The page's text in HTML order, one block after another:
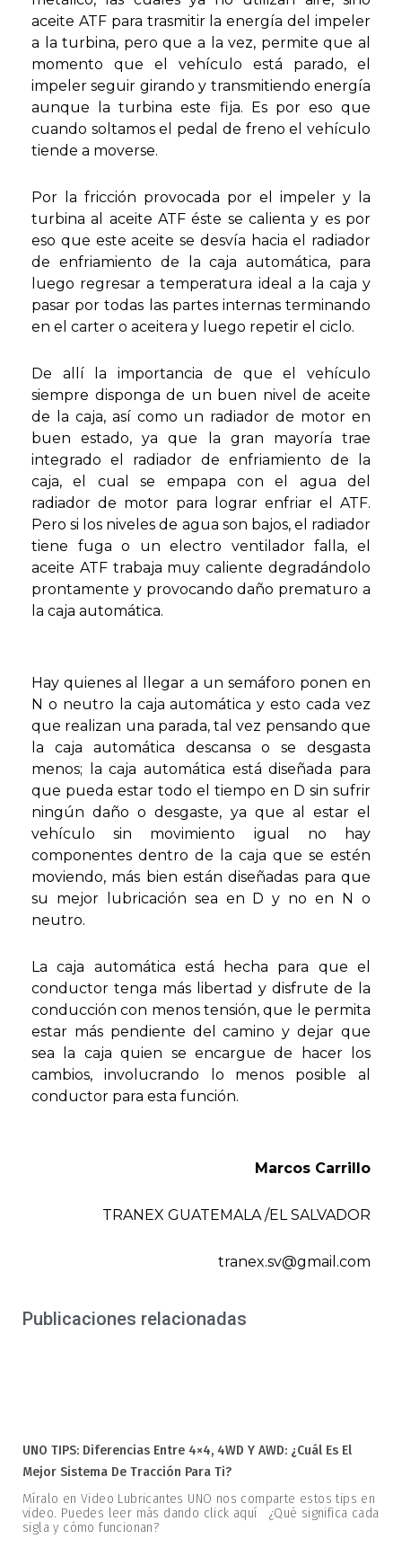
aceite ATF para trasmitir la energía del impeler
a la turbina, pero que a la vez, permite que al
momento que el vehículo está parado, el
impeler seguir girando y transmitiendo energía
aunque la turbina este fija. Es por eso que
cuando soltamos el pedal de freno el vehículo
tiende a moverse.
Por la fricción provocada por el impeler y la
turbina al aceite ATF éste se calienta y es por
eso que este aceite se desvía hacia el radiador
de enfriamiento de la caja automática, para
luego regresar a temperatura ideal a la caja y
pasar por todas las partes internas terminando
en el carter o aceitera y luego repetir el ciclo.
De allí la importancia de que el vehículo
siempre disponga de un buen nivel de aceite
de la caja, así como un radiador de motor en
buen estado, ya que la gran mayoría trae
integrado el radiador de enfriamiento de la
caja, el cual se empapa con el agua del
radiador de motor para lograr enfriar el ATF.
Pero si los niveles de agua son bajos, el radiador
tiene fuga o un electro ventilador falla, el
aceite ATF trabaja muy caliente degradándolo
prontamente y provocando daño prematuro a
la caja automática.
Hay quienes al llegar a un semáforo ponen en
N o neutro la caja automática y esto cada vez
que realizan una parada, tal vez pensando que
la caja automática descansa o se desgasta
menos; la caja automática está diseñada para
que pueda estar todo el tiempo en D sin sufrir
ningún daño o desgaste, ya que al estar el
vehículo sin movimiento igual no hay
componentes dentro de la caja que se estén
moviendo, más bien están diseñadas para que
su mejor lubricación sea en D y no en N o
neutro.
La caja automática está hecha para que el
conductor tenga más libertad y disfrute de la
conducción con menos tensión, que le permita
estar más pendiente del camino y dejar que
sea la caja quien se encargue de hacer los
cambios, involucrando lo menos posible al
conductor para esta función.
Marcos Carrillo
TRANEX GUATEMALA /EL SALVADOR
tranex.sv@gmail.com
Publicaciones relacionadas
UNO TIPS: Diferencias Entre 4×4, 4WD Y AWD: ¿Cuál Es El
Mejor Sistema De Tracción Para Ti?
Míralo en Video Lubricantes UNO nos comparte estos tips en
video. Puedes leer más dando click aquí ¿Qué significa cada
sigla y cómo funcionan?